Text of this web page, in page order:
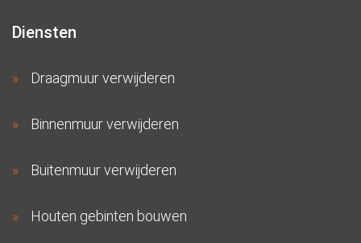
Diensten
Draagmuur verwijderen
Binnenmuur verwijderen
Buitenmuur verwijderen
Houten gebinten bouwen